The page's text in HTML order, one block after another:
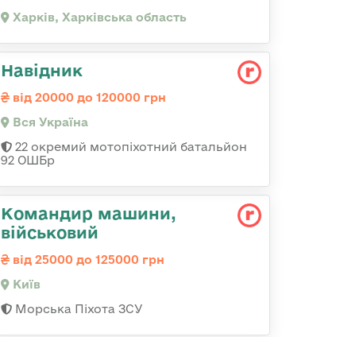
Харків, Харківська область
Навідник
від 20000 до 120000 грн
Вся Україна
22 окремий мотопіхотний батальйон
92 ОШБр
Командир машини,
військовий
від 25000 до 125000 грн
Київ
Морська Піхота ЗСУ